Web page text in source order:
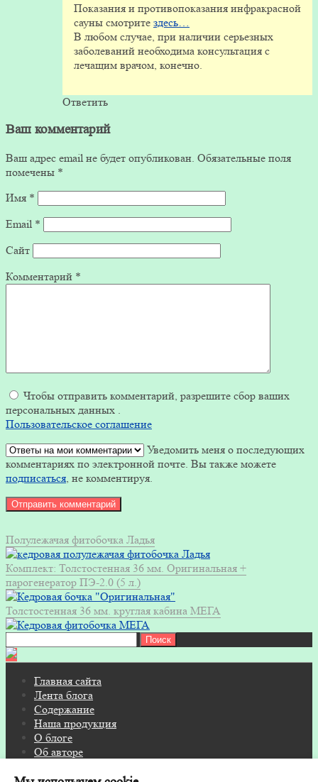
Показания и противопоказания инфракрасной
сауны смотрите здесь…
В любом случае, при наличии серьезных
заболеваний необходима консультация с
лечащим врачом, конечно.
Ответить
Ваш комментарий
Ваш адрес email не будет опубликован. Обязательные поля
помечены *
Имя *
Email *
Сайт
Комментарий *
Чтобы отправить комментарий, разрешите сбор ваших
персональных данных .
Пользовательское соглашение
Уведомить меня о последующих
комментариях по электронной почте. Вы также можете
подписаться, не комментируя.
Полулежачая фитобочка Ладья
Комплект: Толстостенная 36 мм. Оригинальная +
парогенератор ПЭ-2.0 (5 л.)
Толстостенная 36 мм. круглая кабина МЕГА
Главная сайта
Лента блога
Содержание
Наша продукция
О блоге
Об авторе